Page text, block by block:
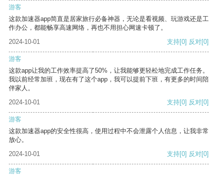
游客
这款加速器app简直是居家旅行必备神器，无论是看视频、玩游戏还是工
作办公，都能畅享高速网络，再也不用担心网速卡顿了。
2024-10-01
支持[0] 反对[0]
游客
这款app让我的工作效率提高了50%，让我能够更轻松地完成工作任务。
我以前经常加班，现在有了这个app，我可以提前下班，有更多的时间陪
伴家人。
2024-10-01
支持[0] 反对[0]
游客
这款加速器app的安全性很高，使用过程中不会泄露个人信息，让我非常
放心。
2024-10-01
支持[0] 反对[0]
游客